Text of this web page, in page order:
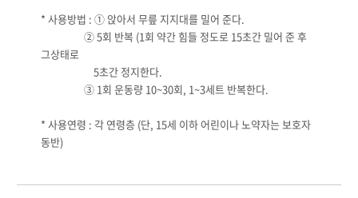
* 사용방법 : ① 앉아서 무릎 지지대를 밀어 준다.
② 5회 반복 (1회 약간 힘들 정도로 15초간 밀어 준 후
그상태로
5초간 정지한다.
③ 1회 운동량 10~30회, 1~3세트 반복한다.
* 사용연령 : 각 연령층 (단, 15세 이하 어린이나 노약자는 보호자
동반)